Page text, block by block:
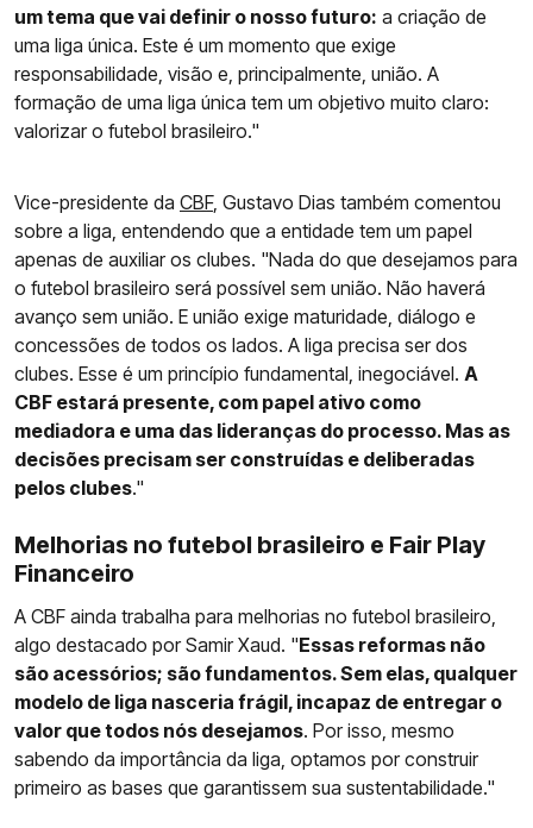
um tema que vai definir o nosso futuro: a criação de
uma liga única. Este é um momento que exige
responsabilidade, visão e, principalmente, união. A
formação de uma liga única tem um objetivo muito claro:
valorizar o futebol brasileiro."
Vice-presidente da CBF, Gustavo Dias também comentou
sobre a liga, entendendo que a entidade tem um papel
apenas de auxiliar os clubes. "Nada do que desejamos para
o futebol brasileiro será possível sem união. Não haverá
avanço sem união. E união exige maturidade, diálogo e
concessões de todos os lados. A liga precisa ser dos
clubes. Esse é um princípio fundamental, inegociável. A
CBF estará presente, com papel ativo como
mediadora e uma das lideranças do processo. Mas as
decisões precisam ser construídas e deliberadas
pelos clubes."
Melhorias no futebol brasileiro e Fair Play
Financeiro
A CBF ainda trabalha para melhorias no futebol brasileiro,
algo destacado por Samir Xaud. "Essas reformas não
são acessórios; são fundamentos. Sem elas, qualquer
modelo de liga nasceria frágil, incapaz de entregar o
valor que todos nós desejamos. Por isso, mesmo
sabendo da importância da liga, optamos por construir
primeiro as bases que garantissem sua sustentabilidade."